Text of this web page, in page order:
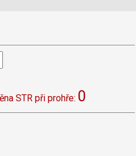
STR při prohře: 0